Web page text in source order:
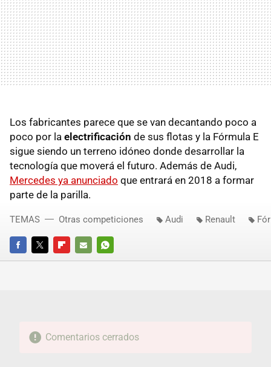
Los fabricantes parece que se van decantando poco a
poco por la electrificación de sus flotas y la Fórmula E
sigue siendo un terreno idóneo donde desarrollar la
tecnología que moverá el futuro. Además de Audi,
Mercedes ya anunciado que entrará en 2018 a formar
parte de la parilla.
FACEBOOKTWITTERFLIPBOARD
E-
WHATSAPP
TEMAS Otras competiciones Audi Renault
Comentarios cerrados